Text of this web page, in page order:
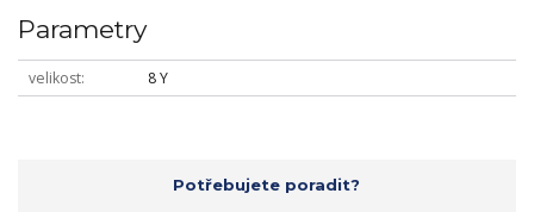
Parametry
velikost 8 Y
Potřebujete poradit?